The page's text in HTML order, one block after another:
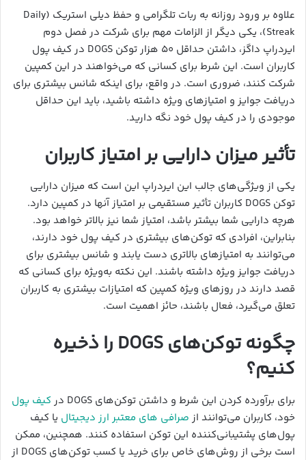
علاوه بر ورود روزانه به ربات تلگرامی و حفظ دیلی استریک (Daily
Streak)، یکی دیگر از الزامات مهم برای شرکت در فصل دوم
ایردراپ داگز، داشتن حداقل ۵۰ هزار توکن DOGS در کیف پول
کاربران است. این شرط برای کسانی که می‌خواهند در این کمپین
شرکت کنند، ضروری است. در واقع، برای اینکه شانس بیشتری برای
دریافت جوایز و امتیازهای ویژه داشته باشید، باید این حداقل
موجودی را در کیف پول خود نگه دارید.
تأثیر میزان دارایی بر امتیاز کاربران
یکی از ویژگی‌های جالب این ایردراپ این است که میزان دارایی
توکن DOGS کاربران تأثیر مستقیمی بر امتیاز آنها در کمپین دارد.
هرچه دارایی شما بیشتر باشد، امتیاز شما نیز بالاتر خواهد بود.
بنابراین، افرادی که توکن‌های بیشتری در کیف پول خود دارند،
می‌توانند به امتیازهای بالاتری دست یابند و شانس بیشتری برای
دریافت جوایز ویژه داشته باشند. این نکته به‌ویژه برای کسانی که
قصد دارند در روزهای ویژه کمپین که امتیازات بیشتری به کاربران
تعلق می‌گیرد، فعال باشند، حائز اهمیت است.
چگونه توکن‌های DOGS را ذخیره
کنیم؟
برای برآورده کردن این شرط و داشتن توکن‌های DOGS در
کیف پول
خود، کاربران می‌توانند از صرافی‌ های معتبر ارز دیجیتال یا کیف
پول‌های پشتیبانی‌کننده این توکن استفاده کنند. همچنین، ممکن
است برخی از روش‌های خاص برای خرید یا کسب توکن‌های DOGS از